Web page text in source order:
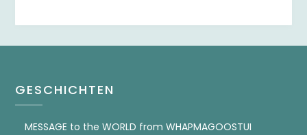
GESCHICHTEN
MESSAGE to the WORLD from WHAPMAGOOSTUI